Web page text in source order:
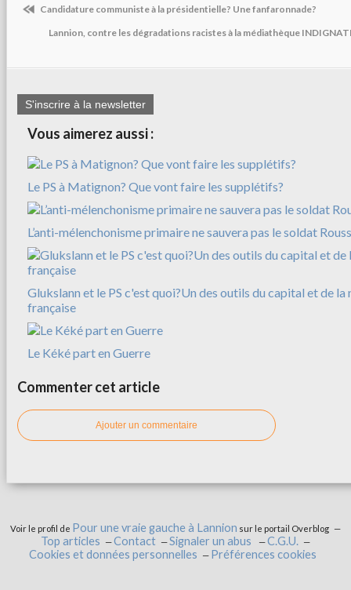
Candidature communiste à la présidentielle? Une fanfaronnade?
Lannion, contre les dégradations racistes à la médiathèque
S'inscrire à la newsletter
Vous aimerez aussi :
Le PS à Matignon? Que vont faire les supplétifs?
L’anti-mélenchonisme primaire ne sauvera pas le soldat
Glukslann et le PS c'est quoi?Un des outils du capital et de
française
Le Kéké part en Guerre
Commenter cet article
Ajouter un commentaire
Voir le profil de Pour une vraie gauche à Lannion sur le portail Overblog
Top articles Contact Signaler un abus
C.G.U.
Cookies et données personnelles
Préférences cookies